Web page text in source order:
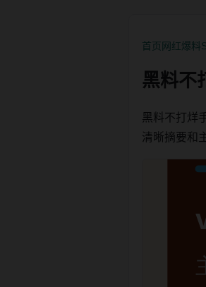
首页网红爆料
黑料不
黑料不打烊
清晰摘要和